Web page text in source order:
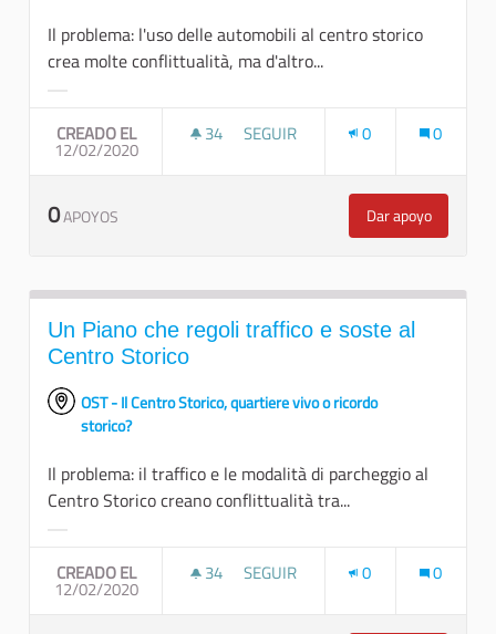
Il problema: l'uso delle automobili al centro storico
crea molte conflittualità, ma d'altro...
CREADO EL
12/02/2020
34 34 SEGUIDORAS
SEGUIR 0 0
0APOYOS Dar apoyo
Navette
Un Piano che regoli traffico e soste al
Centro Storico
OST - Il Centro Storico, quartiere vivo o ricordo
storico?
Il problema: il traffico e le modalità di parcheggio al
Centro Storico creano conflittualità tra...
CREADO EL
12/02/2020
34 34 SEGUIDORAS
SEGUIR 0 0